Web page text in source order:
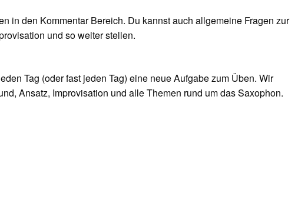
in den Kommentar Bereich. Du kannst auch allgemeine Fragen zur
und so weiter stellen.
Tag (oder fast jeden Tag) eine neue Aufgabe zum Üben. Wir
Ansatz, Improvisation und alle Themen rund um das Saxophon.